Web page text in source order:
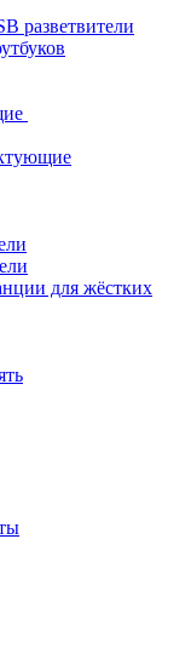
разветвители
для жёстких